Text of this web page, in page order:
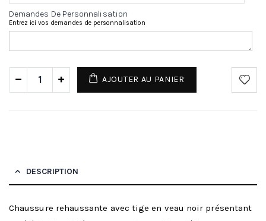
Demandes De Personnalisation
Entrez ici vos demandes de personnalisation
AJOUTER AU PANIER
DESCRIPTION
Chaussure rehaussante avec tige en veau noir présentant